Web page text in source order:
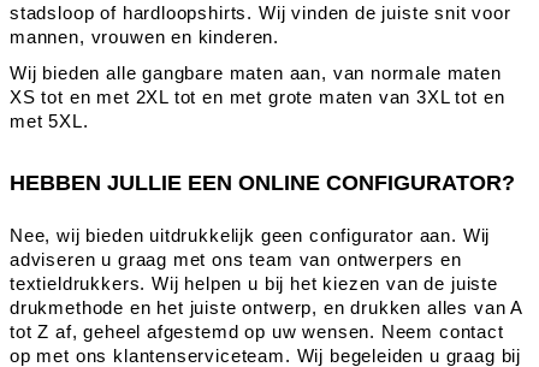
stadsloop of hardloopshirts. Wij vinden de juiste snit voor
mannen, vrouwen en kinderen.
Wij bieden alle gangbare maten aan, van normale maten
XS tot en met 2XL tot en met grote maten van 3XL tot en
met 5XL.
HEBBEN JULLIE EEN ONLINE CONFIGURATOR?
Nee, wij bieden uitdrukkelijk geen configurator aan. Wij
adviseren u graag met ons team van ontwerpers en
textieldrukkers. Wij helpen u bij het kiezen van de juiste
drukmethode en het juiste ontwerp, en drukken alles van A
tot Z af, geheel afgestemd op uw wensen. Neem contact
op met ons klantenserviceteam. Wij begeleiden u graag bij